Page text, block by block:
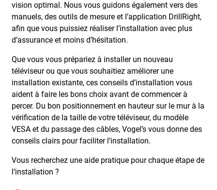
vision optimal. Nous vous guidons également vers des
manuels, des outils de mesure et l’application DrillRight,
afin que vous puissiez réaliser l’installation avec plus
d’assurance et moins d’hésitation.
Que vous vous prépariez à installer un nouveau
téléviseur ou que vous souhaitiez améliorer une
installation existante, ces conseils d’installation vous
aident à faire les bons choix avant de commencer à
percer. Du bon positionnement en hauteur sur le mur à la
vérification de la taille de votre téléviseur, du modèle
VESA et du passage des câbles, Vogel’s vous donne des
conseils clairs pour faciliter l’installation.
Vous recherchez une aide pratique pour chaque étape de
l’installation ?